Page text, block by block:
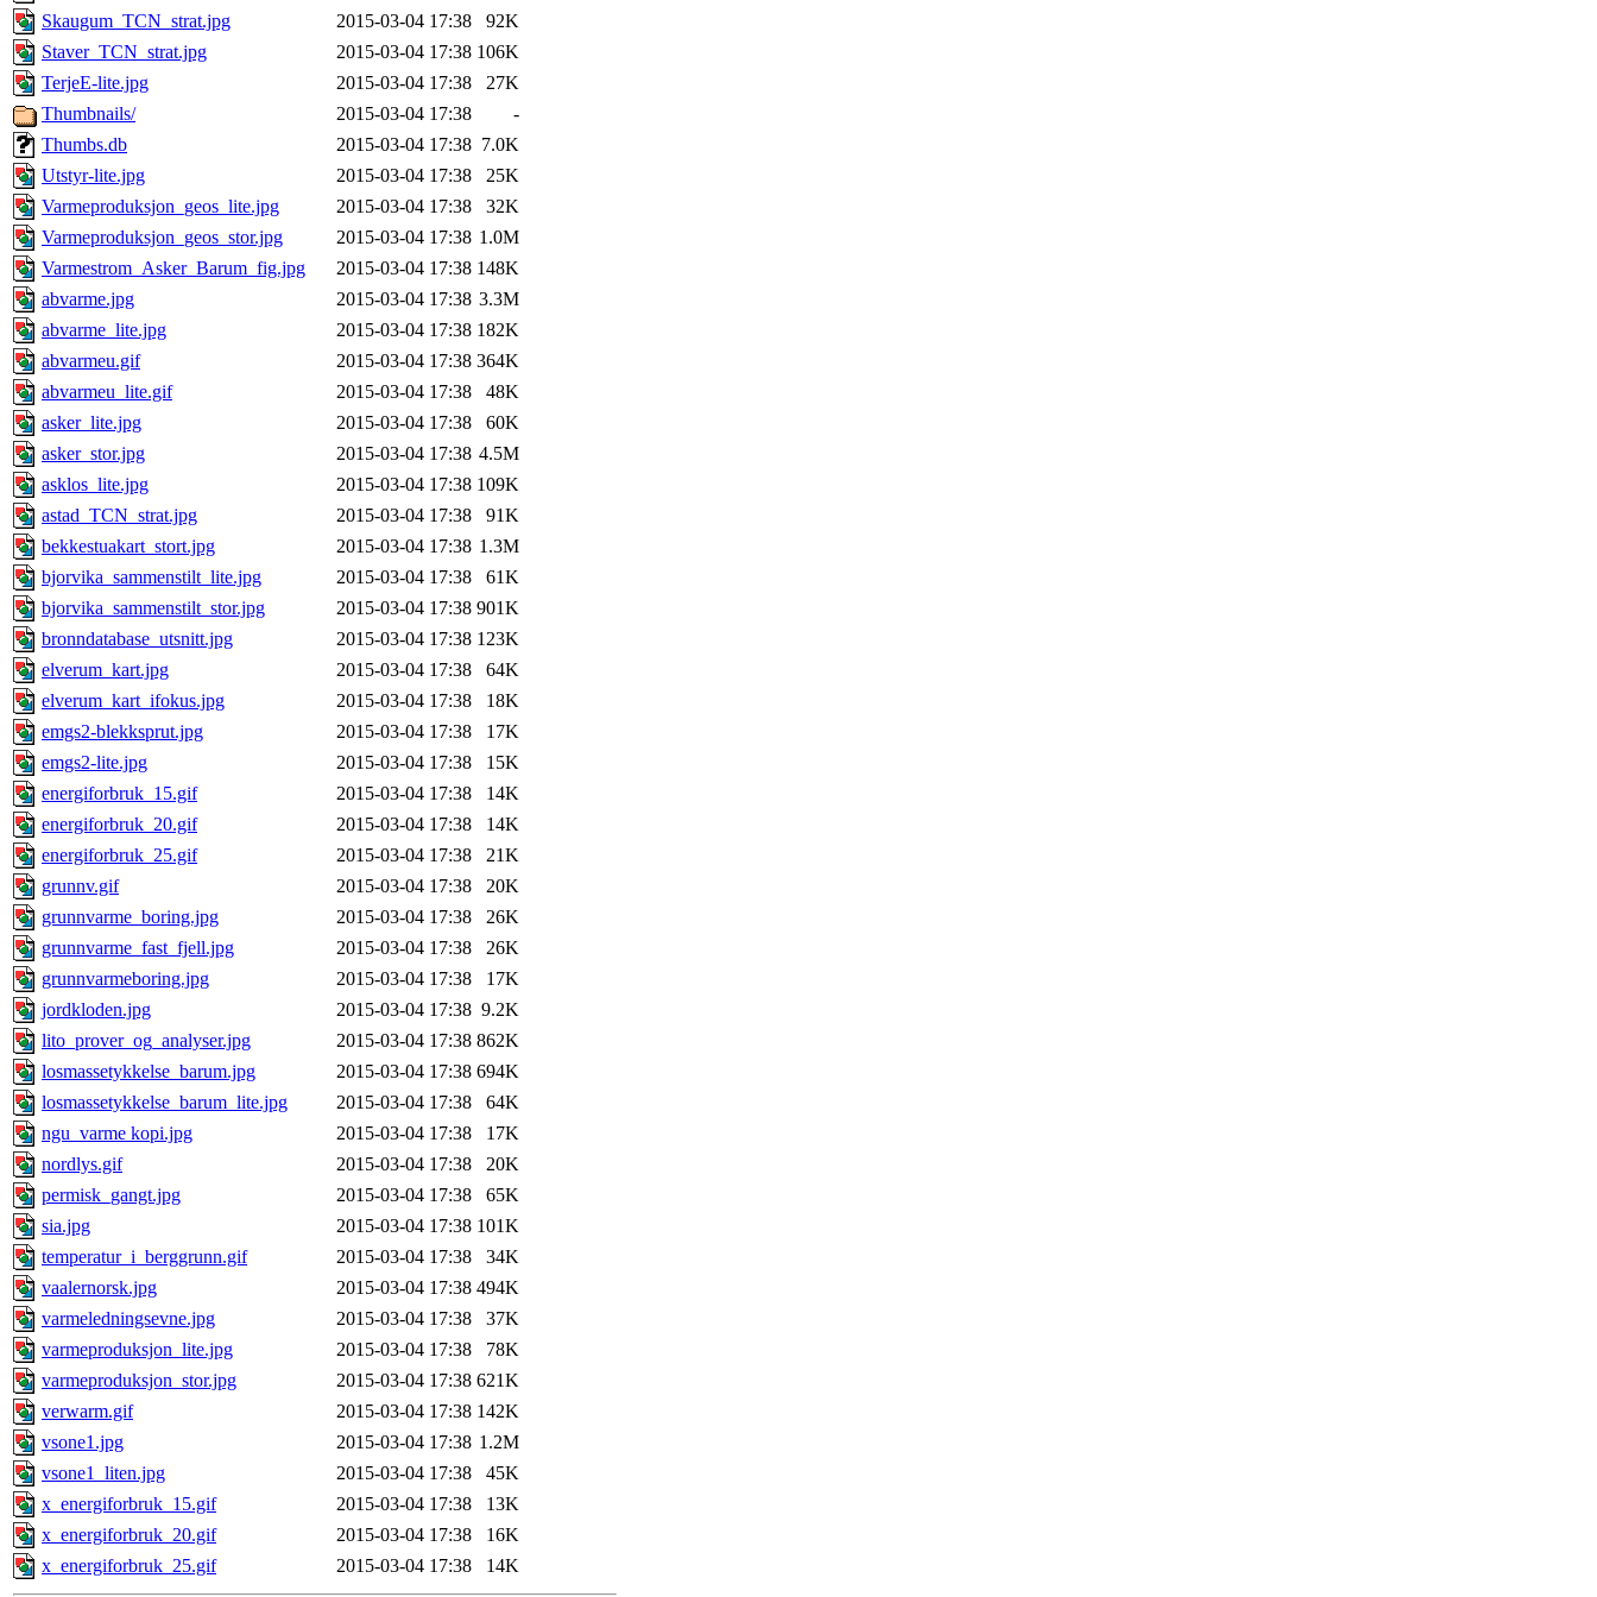
Skaugum_TCN_strat.jpg
2015-03-04 17:38
92K
Staver_TCN_strat.jpg
2015-03-04 17:38 106K
TerjeE-lite.jpg
2015-03-04 17:38
27K
Thumbnails/
2015-03-04 17:38
-
Thumbs.db
2015-03-04 17:38 7.0K
Utstyr-lite.jpg
2015-03-04 17:38
25K
Varmeproduksjon_geos_lite.jpg
2015-03-04 17:38
32K
Varmeproduksjon_geos_stor.jpg
2015-03-04 17:38 1.0M
Varmestrom_Asker_Barum_fig.jpg
2015-03-04 17:38 148K
abvarme.jpg
2015-03-04 17:38 3.3M
abvarme_lite.jpg
2015-03-04 17:38 182K
abvarmeu.gif
2015-03-04 17:38 364K
abvarmeu_lite.gif
2015-03-04 17:38
48K
asker_lite.jpg
2015-03-04 17:38
60K
asker_stor.jpg
2015-03-04 17:38 4.5M
asklos_lite.jpg
2015-03-04 17:38 109K
astad_TCN_strat.jpg
2015-03-04 17:38
91K
bekkestuakart_stort.jpg
2015-03-04 17:38 1.3M
bjorvika_sammenstilt_lite.jpg
2015-03-04 17:38
61K
bjorvika_sammenstilt_stor.jpg
2015-03-04 17:38 901K
bronndatabase_utsnitt.jpg
2015-03-04 17:38 123K
elverum_kart.jpg
2015-03-04 17:38
64K
elverum_kart_ifokus.jpg
2015-03-04 17:38
18K
emgs2-blekksprut.jpg
2015-03-04 17:38
17K
emgs2-lite.jpg
2015-03-04 17:38
15K
energiforbruk_15.gif
2015-03-04 17:38
14K
energiforbruk_20.gif
2015-03-04 17:38
14K
energiforbruk_25.gif
2015-03-04 17:38
21K
grunnv.gif
2015-03-04 17:38
20K
grunnvarme_boring.jpg
2015-03-04 17:38
26K
grunnvarme_fast_fjell.jpg
2015-03-04 17:38
26K
grunnvarmeboring.jpg
2015-03-04 17:38
17K
jordkloden.jpg
2015-03-04 17:38 9.2K
lito_prover_og_analyser.jpg
2015-03-04 17:38 862K
losmassetykkelse_barum.jpg
2015-03-04 17:38 694K
losmassetykkelse_barum_lite.jpg
2015-03-04 17:38
64K
ngu_varme kopi.jpg
2015-03-04 17:38
17K
nordlys.gif
2015-03-04 17:38
20K
permisk_gangt.jpg
2015-03-04 17:38
65K
sia.jpg
2015-03-04 17:38 101K
temperatur_i_berggrunn.gif
2015-03-04 17:38
34K
vaalernorsk.jpg
2015-03-04 17:38 494K
varmeledningsevne.jpg
2015-03-04 17:38
37K
varmeproduksjon_lite.jpg
2015-03-04 17:38
78K
varmeproduksjon_stor.jpg
2015-03-04 17:38 621K
verwarm.gif
2015-03-04 17:38 142K
vsone1.jpg
2015-03-04 17:38 1.2M
vsone1_liten.jpg
2015-03-04 17:38
45K
x_energiforbruk_15.gif
2015-03-04 17:38
13K
x_energiforbruk_20.gif
2015-03-04 17:38
16K
x_energiforbruk_25.gif
2015-03-04 17:38 14K